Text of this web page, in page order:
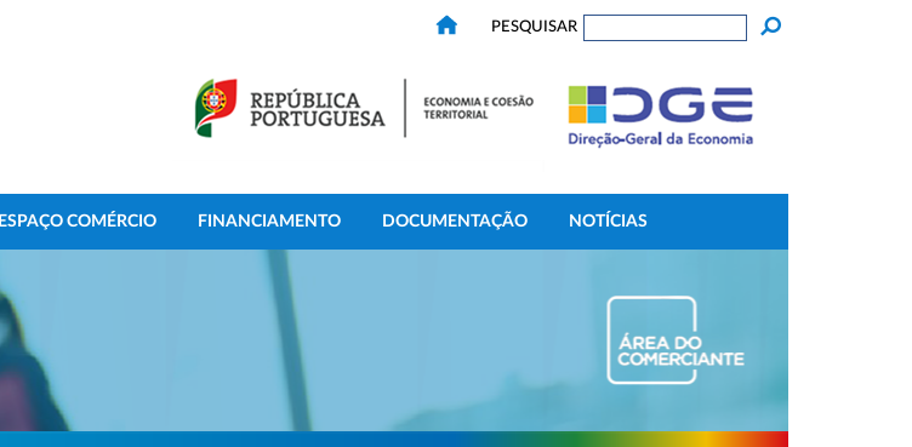
PESQUISAR
ESPAÇO COMÉRCIO FINANCIAMENTO DOCUMENTAÇÃO NOTÍCIAS